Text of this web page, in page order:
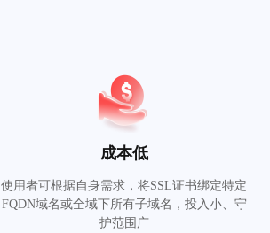
成本低
使用者可根据自身需求，将SSL证书绑定特定
FQDN域名或全域下所有子域名，投入小、守
护范围广